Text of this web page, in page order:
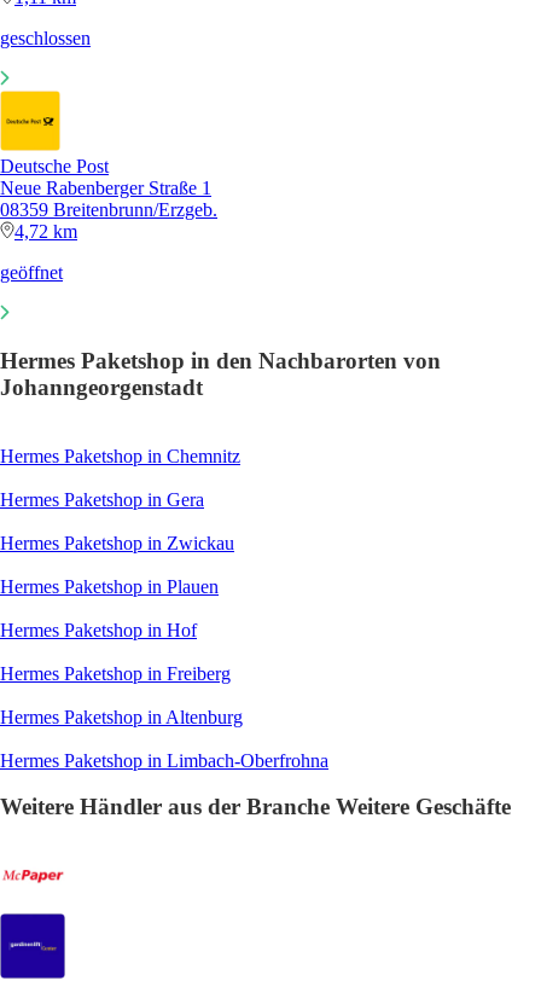
geschlossen
Deutsche Post
Neue Rabenberger Straße 1
08359 Breitenbrunn/Erzgeb.
4,72 km
geöffnet
Hermes Paketshop in den Nachbarorten von
Johanngeorgenstadt
Hermes Paketshop in Chemnitz
Hermes Paketshop in Gera
Hermes Paketshop in Zwickau
Hermes Paketshop in Plauen
Hermes Paketshop in Hof
Hermes Paketshop in Freiberg
Hermes Paketshop in Altenburg
Hermes Paketshop in Limbach-Oberfrohna
Weitere Händler aus der Branche Weitere Geschäfte